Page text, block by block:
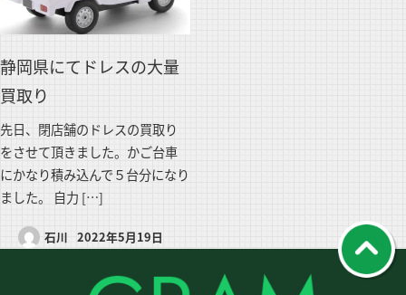
静岡県にてドレスの大量
買取り
先日、閉店舗のドレスの買取り
をさせて頂きました。かご台車
にかなり積み込んで５台分になり
ました。 自力 […]
石川 2022年5月19日